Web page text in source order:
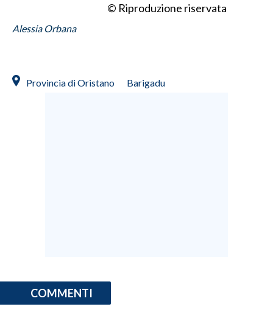
© Riproduzione riservata
Alessia Orbana
Provincia di Oristano Barigadu
COMMENTI